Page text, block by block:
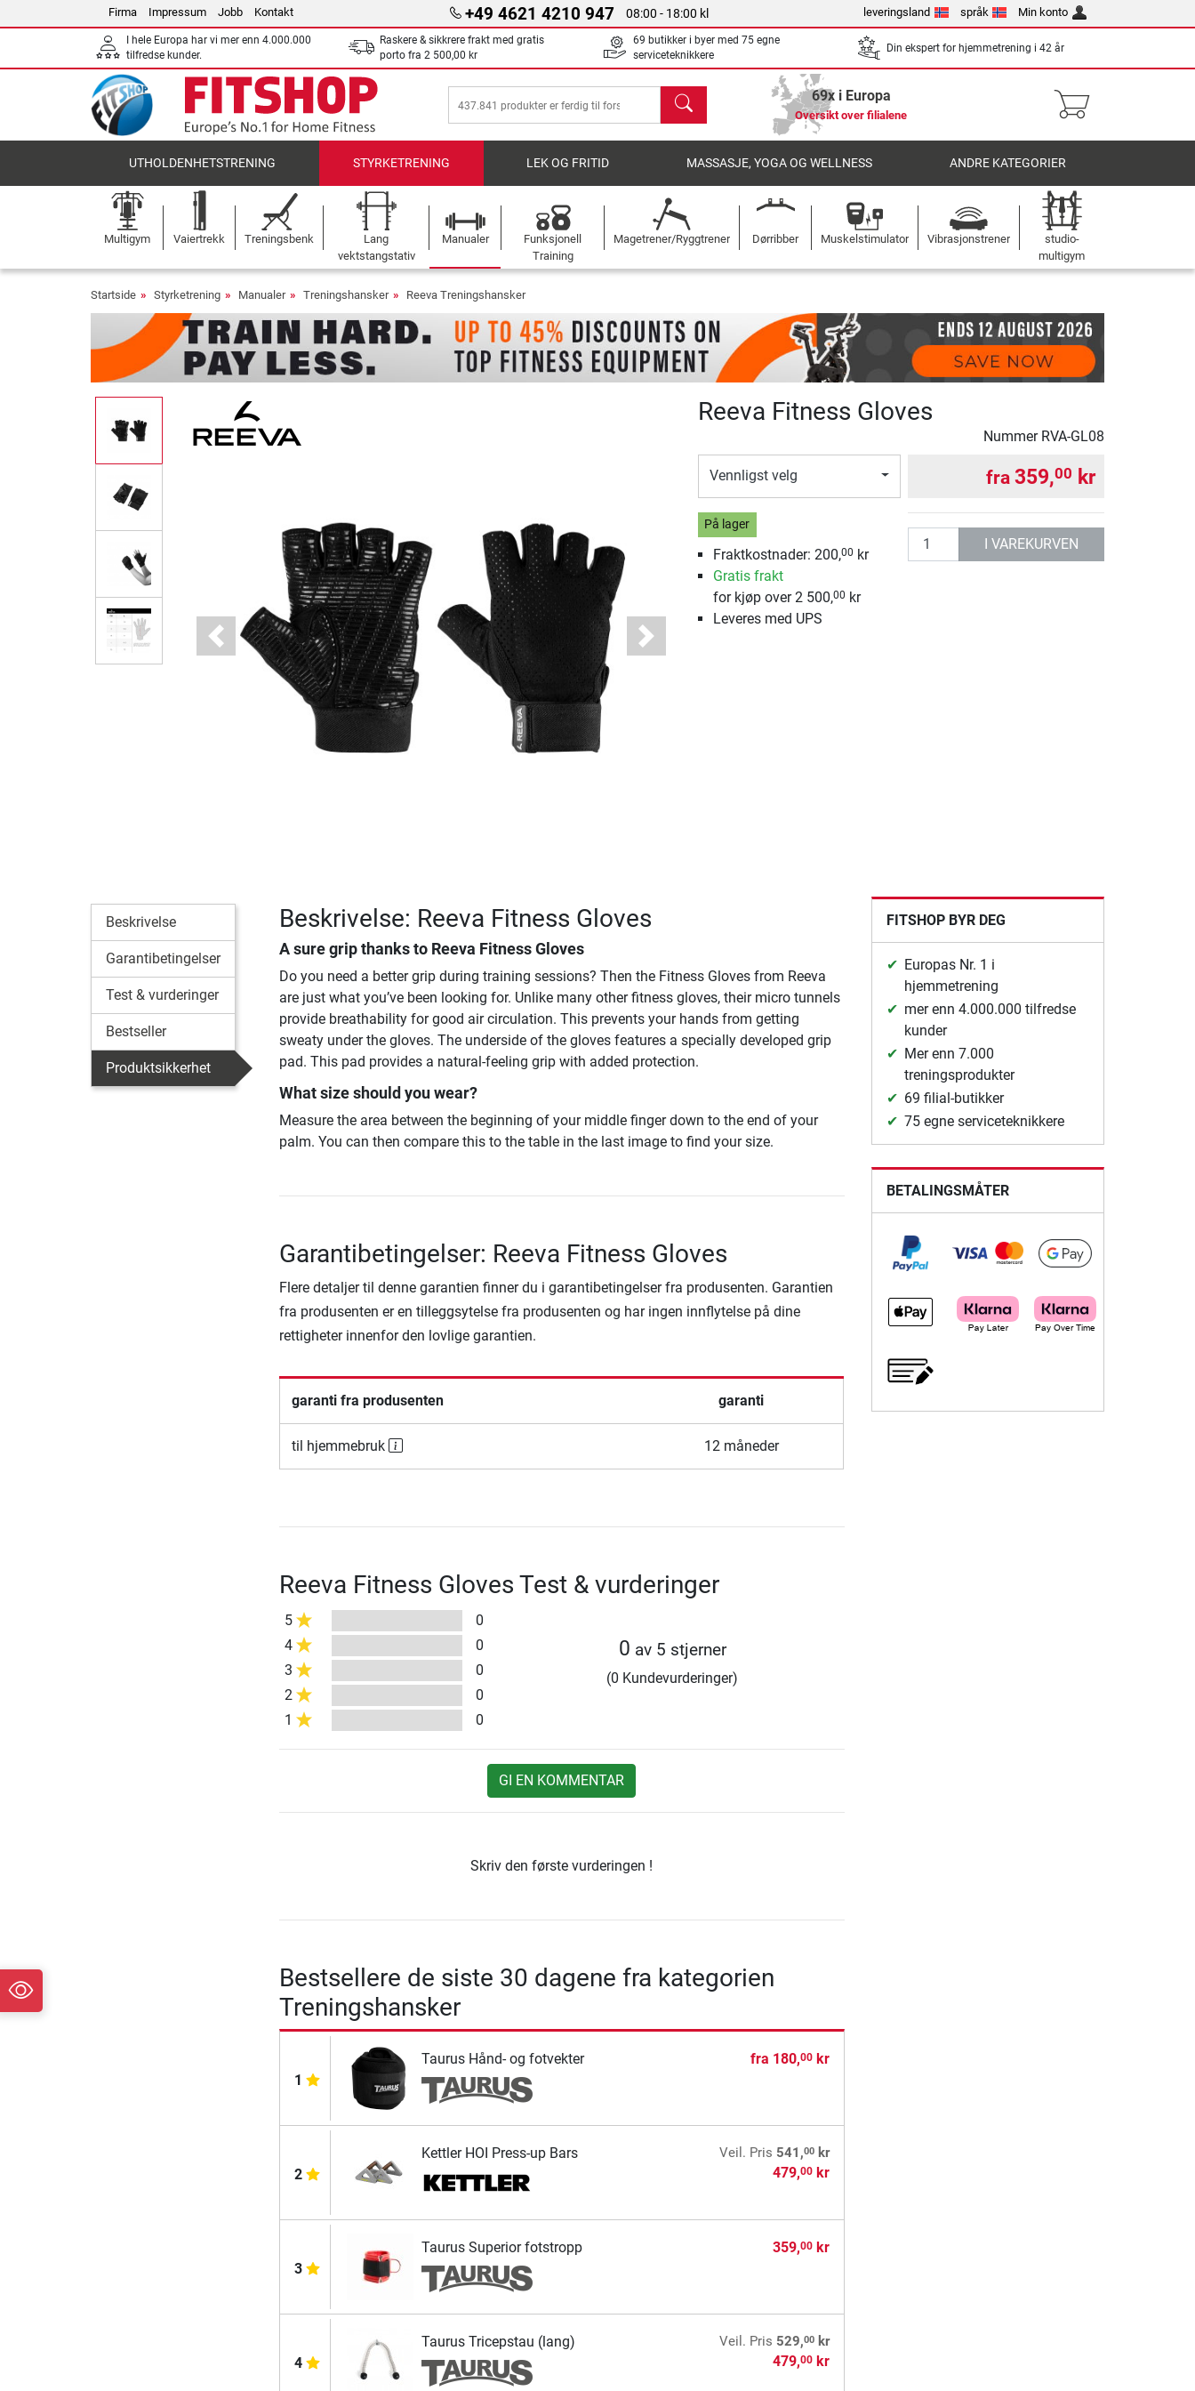
Firma Impressum Jobb Kontakt +49 4621 4210 947 08:00 - 18:00 kl leveringsland språk Min konto
I hele Europa har vi mer enn 4.000.000
tilfredse kunder.
Raskere & sikkrere frakt med gratis
porto fra 2 500,00 kr
69 butikker i byer med 75 egne
serviceteknikkere
Din ekspert for hjemmetrening i 42 år
søk 69x i Europa
Oversikt over filialene
UTHOLDENHETSTRENING STYRKETRENING LEK OG FRITID MASSASJE, YOGA OG WELLNESS ANDRE KATEGORIER
Multigym Vaiertrekk Treningsbenk
Lang
vektstangstativ
Manualer
Funksjonell
Training
Magetrener/Ryggtrener Dørribber Muskelstimulator Vibrasjonstrener
studio-
multigym
Startside Styrketrening Manualer Treningshansker Reeva Treningshansker
Previous Next
Reeva Fitness Gloves
Nummer RVA-GL08
Vennligst velg
På lager
Fraktkostnader: 200,00 kr
Gratis frakt
for kjøp over 2 500,00 kr
Leveres med UPS
fra 359,00 kr
antall I VAREKURVEN
Beskrivelse
Garantibetingelser
Test & vurderinger
Bestseller
Produktsikkerhet
Beskrivelse: Reeva Fitness Gloves
A sure grip thanks to Reeva Fitness Gloves
Do you need a better grip during training sessions? Then the Fitness Gloves from Reeva
are just what you’ve been looking for. Unlike many other fitness gloves, their micro tunnels
provide breathability for good air circulation. This prevents your hands from getting
sweaty under the gloves. The underside of the gloves features a specially developed grip
pad. This pad provides a natural-feeling grip with added protection.
What size should you wear?
Measure the area between the beginning of your middle finger down to the end of your
palm. You can then compare this to the table in the last image to find your size.
Garantibetingelser: Reeva Fitness Gloves
Flere detaljer til denne garantien finner du i garantibetingelser fra produsenten. Garantien
fra produsenten er en tilleggsytelse fra produsenten og har ingen innflytelse på dine
rettigheter innenfor den lovlige garantien.
garanti fra produsenten garanti
til hjemmebruk 12 måneder
Reeva Fitness Gloves Test & vurderinger
5
0
4
0
3
0
2
0
1
0
0 av 5 stjerner
(0 Kundevurderinger)
GI EN KOMMENTAR
Skriv den første vurderingen !
Bestsellere de siste 30 dagene fra kategorien
Treningshansker
1
Taurus Hånd- og fotvekter fra 180,00 kr
2
Kettler HOI Press-up Bars Veil. Pris 541,00 kr
479,00 kr
3
Taurus Superior fotstropp 359,00 kr
4
Taurus Tricepstau (lang) Veil. Pris 529,00 kr
479,00 kr
FITSHOP BYR DEG
Europas Nr. 1 i
hjemmetrening
mer enn 4.000.000 tilfredse
kunder
Mer enn 7.000
treningsprodukter
69 filial-butikker
75 egne serviceteknikkere
BETALINGSMÅTER